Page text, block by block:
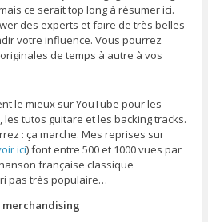
ce serait top long à résumer ici.
des experts et faire de très belles
votre influence. Vous pourrez
de temps à autre à vos
le mieux sur YouTube pour les
tutos guitare et les backing tracks.
: ça marche. Mes reprises sur
ici) font entre 500 et 1000 vues par
française classique
pas très populaire…
merchandising